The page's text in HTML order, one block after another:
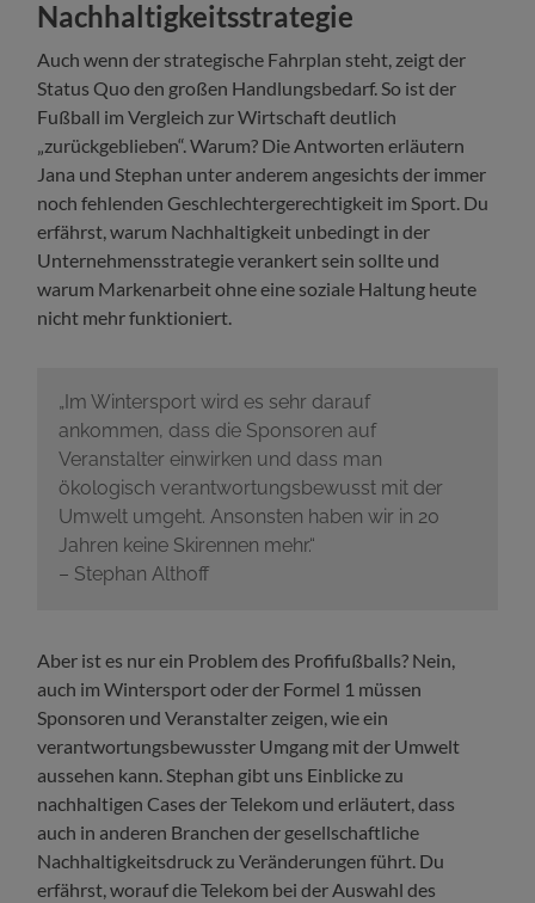
Nachhaltigkeitsstrategie
Auch wenn der strategische Fahrplan steht, zeigt der
Status Quo den großen Handlungsbedarf. So ist der
Fußball im Vergleich zur Wirtschaft deutlich
„zurückgeblieben“. Warum? Die Antworten erläutern
Jana und Stephan unter anderem angesichts der immer
noch fehlenden Geschlechtergerechtigkeit im Sport. Du
erfährst, warum Nachhaltigkeit unbedingt in der
Unternehmensstrategie verankert sein sollte und
warum Markenarbeit ohne eine soziale Haltung heute
nicht mehr funktioniert.
„Im Wintersport wird es sehr darauf
ankommen, dass die Sponsoren auf
Veranstalter einwirken und dass man
ökologisch verantwortungsbewusst mit der
Umwelt umgeht. Ansonsten haben wir in 20
Jahren keine Skirennen mehr.“
– Stephan Althoff
Aber ist es nur ein Problem des Profifußballs? Nein,
auch im Wintersport oder der Formel 1 müssen
Sponsoren und Veranstalter zeigen, wie ein
verantwortungsbewusster Umgang mit der Umwelt
aussehen kann. Stephan gibt uns Einblicke zu
nachhaltigen Cases der Telekom und erläutert, dass
auch in anderen Branchen der gesellschaftliche
Nachhaltigkeitsdruck zu Veränderungen führt. Du
erfährst, worauf die Telekom bei der Auswahl des